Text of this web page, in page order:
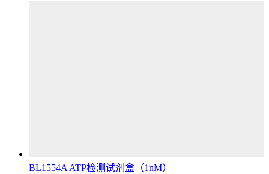
BL1554A ATP检测试剂盒（1nM）